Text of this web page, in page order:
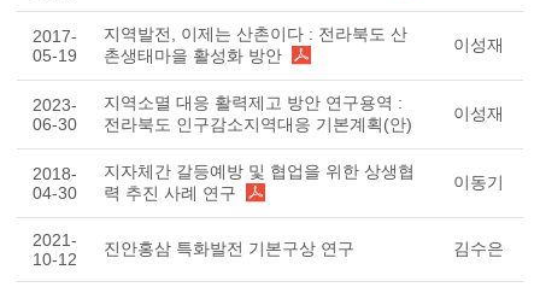
2017-
05-19
지역발전, 이제는 산촌이다 : 전라북도 산
촌생태마을 활성화 방안
이성재
2023-
06-30
지역소멸 대응 활력제고 방안 연구용역 :
전라북도 인구감소지역대응 기본계획(안)
이성재
2018-
04-30
지자체간 갈등예방 및 협업을 위한 상생협
력 추진 사례 연구
이동기
2021-
10-12
진안홍삼 특화발전 기본구상 연구 김수은